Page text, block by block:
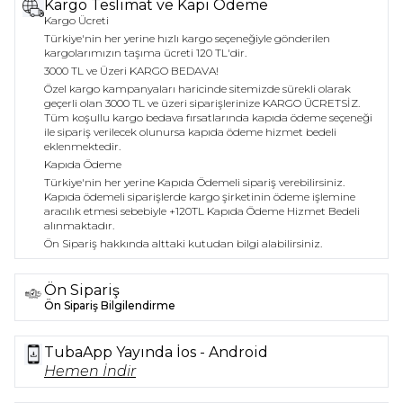
Kargo Teslimat ve Kapı Ödeme
Kargo Ücreti
Türkiye'nin her yerine hızlı kargo seçeneğiyle gönderilen
kargolarımızın taşıma ücreti 120 TL'dir.
3000 TL ve Üzeri KARGO BEDAVA!
Özel kargo kampanyaları haricinde sitemizde sürekli olarak
geçerli olan 3000 TL ve üzeri siparişlerinize KARGO ÜCRETSİZ.
Tüm koşullu kargo bedava fırsatlarında kapıda ödeme seçeneği
ile sipariş verilecek olunursa kapıda ödeme hizmet bedeli
eklenmektedir.
Kapıda Ödeme
Türkiye'nin her yerine Kapıda Ödemeli sipariş verebilirsiniz.
Kapıda ödemeli siparişlerde kargo şirketinin ödeme işlemine
aracılık etmesi sebebiyle +120TL Kapıda Ödeme Hizmet Bedeli
alınmaktadır.
Ön Sipariş hakkında alttaki kutudan bilgi alabilirsiniz.
Ön Sipariş
Ön Sipariş Bilgilendirme
TubaApp Yayında İos - Android
Hemen İndir